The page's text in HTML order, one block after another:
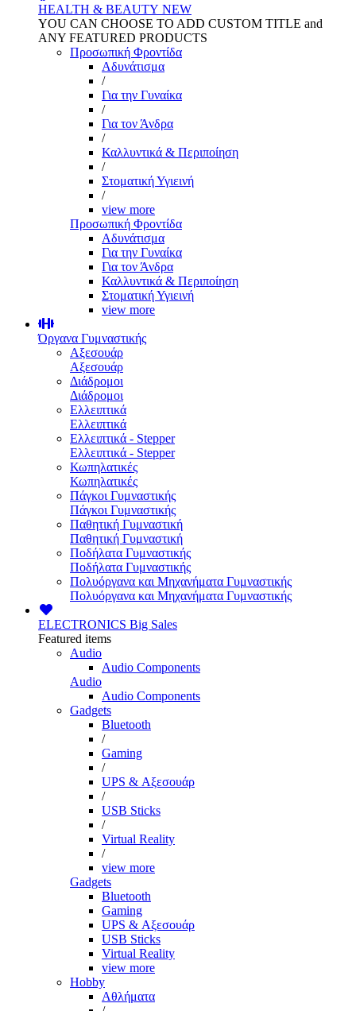
HEALTH & BEAUTY NEW
YOU CAN CHOOSE TO ADD CUSTOM TITLE and
ANY FEATURED PRODUCTS
Προσωπική Φροντίδα
Αδυνάτισμα
/
Για την Γυναίκα
/
Για τον Άνδρα
/
Καλλυντικά & Περιποίηση
/
Στοματική Υγιεινή
/
view more
Προσωπική Φροντίδα
Αδυνάτισμα
Για την Γυναίκα
Για τον Άνδρα
Καλλυντικά & Περιποίηση
Στοματική Υγιεινή
view more
Όργανα Γυμναστικής
Αξεσουάρ
Αξεσουάρ
Διάδρομοι
Διάδρομοι
Ελλειπτικά
Ελλειπτικά
Ελλειπτικά - Stepper
Ελλειπτικά - Stepper
Κωπηλατικές
Κωπηλατικές
Πάγκοι Γυμναστικής
Πάγκοι Γυμναστικής
Παθητική Γυμναστική
Παθητική Γυμναστική
Ποδήλατα Γυμναστικής
Ποδήλατα Γυμναστικής
Πολυόργανα και Μηχανήματα Γυμναστικής
Πολυόργανα και Μηχανήματα Γυμναστικής
ELECTRONICS Big Sales
Featured items
Audio
Audio Components
Audio
Audio Components
Gadgets
Bluetooth
/
Gaming
/
UPS & Αξεσουάρ
/
USB Sticks
/
Virtual Reality
/
view more
Gadgets
Bluetooth
Gaming
UPS & Αξεσουάρ
USB Sticks
Virtual Reality
view more
Hobby
Αθλήματα